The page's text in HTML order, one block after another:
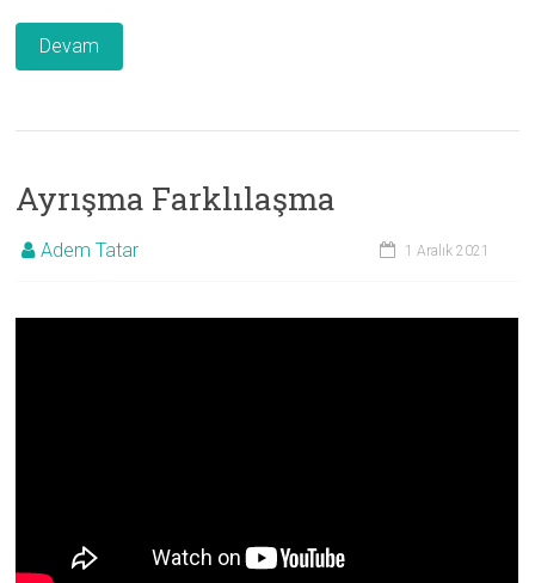
Devam
Ayrışma Farklılaşma
Adem Tatar 1 Aralık 2021